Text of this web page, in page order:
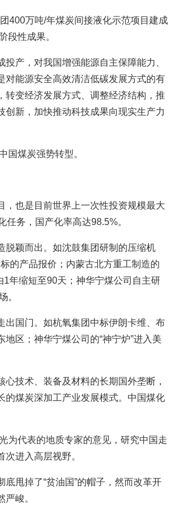
400万吨/年煤炭间接液化示范项目建成
段性成果。
产，对我国增强能源自主保障能力、
对能源安全高效清洁低碳发展方式的有
转变经济发展方式、调整经济结构，推
新，加快推动科技成果向现实生产力
国煤炭强势转型。
，也是目前世界上一次性投资规模最大
务，国产化率高达98.5%。
脱颖而出。如沈鼓集团研制的压缩机
的产品报价；内蒙古北方重工制造的
年缩短至90天；神华宁煤公司自主研
。
出国门。如杭氧集团中标伊朗卡维、布
区；神华宁煤公司的“神宁炉”进入美
技术、装备及材料的长期国外垄断，
的煤炭深加工产业发展模式。中国煤化
为代表的地质专家的意见，研究中国走
进入高层视野。
甩掉了“贫油国”的帽子，然而改革开
峻。